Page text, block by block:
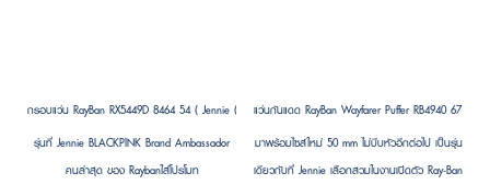
กรอบแว่น RayBan RX5449D 8464 54 ( Jennie (BLACKPINK)’s Pick )
รุ่นที่ Jennie BLACKPINK Brand Ambassador
คนล่าสุด ของ Raybanใส่โปรโมท
แว่นกันแดด RayBan Wayfarer Puffer RB4940 671/
มาพร้อมไซส์ใหม่ 50 mm ไม่บีบหัวอีกต่อไป เป็นรุ่น
เดียวกับที่ Jennie เลือกสวมในงานเปิดตัว Ray-Ban